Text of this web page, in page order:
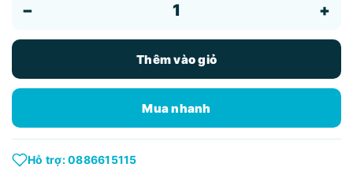
− +
Thêm vào giỏ
Mua nhanh
Hỗ trợ: 0886615115